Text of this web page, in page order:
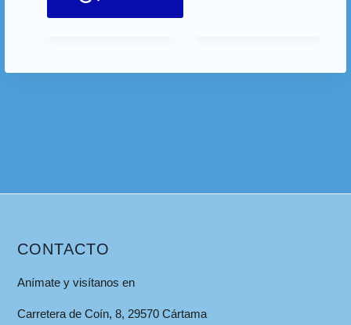
CONTACTO
Anímate y visítanos en
Carretera de Coín, 8, 29570 Cártama